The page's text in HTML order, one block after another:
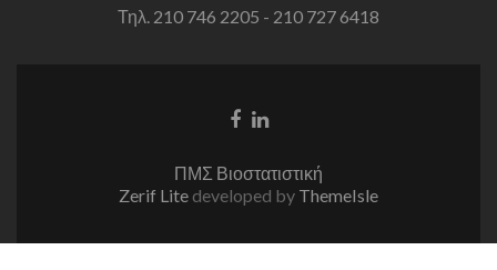
Τηλ. 210 746 2205 - 210 727 6418
Facebook
Linkedin
ΠΜΣ Βιοστατιστική
Zerif Lite developed by ThemeIsle